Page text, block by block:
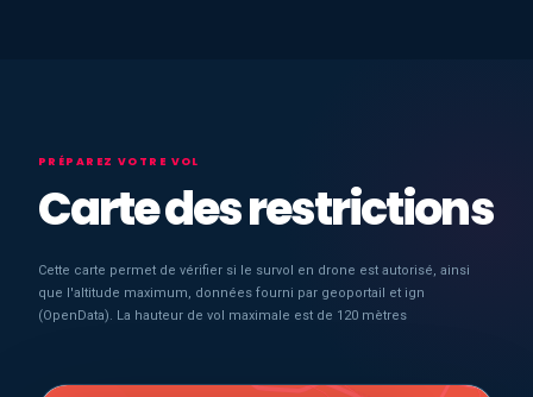
PRÉPAREZ VOTRE VOL
Carte des restrictions
Cette carte permet de vérifier si le survol en drone est autorisé, ainsi
que l'altitude maximum, données fourni par geoportail et ign
(OpenData). La hauteur de vol maximale est de 120 mètres